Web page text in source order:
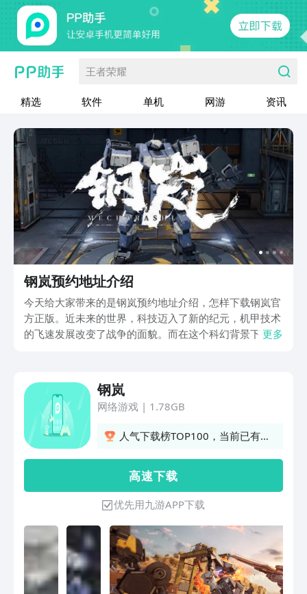
王者荣耀
精选 软件 单机 网游 资讯
钢岚预约地址介绍
今天给大家带来的是钢岚预约地址介绍，怎样下载钢岚官
方正版。近未来的世界，科技迈入了新的纪元，机甲技术
的飞速发展改变了战争的面貌。而在这个科幻背景下，一
成为「猎豹物流」雇佣兵小队的指挥官，与各方势力角
逐，同时与神秘的「昙」少女组织一同解开背后的谜团。
更多
钢岚
网络游戏| 1.78GB
人气下载榜TOP100，当前已有
高 速 下 载
优先用九游APP下载